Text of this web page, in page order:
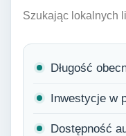
Szukając lokalnych
Długość
Inwestycje w
Dostępność